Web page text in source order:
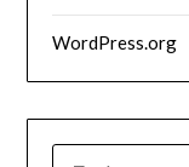
WordPress.org